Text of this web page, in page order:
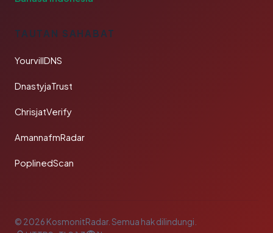
TAUTAN SAHABAT
YourvillDNS
DnastyjaTrust
ChrisjatVerify
AmannafmRadar
PoplinedScan
© 2026 KosmonitRadar. Semua hak dilindungi.